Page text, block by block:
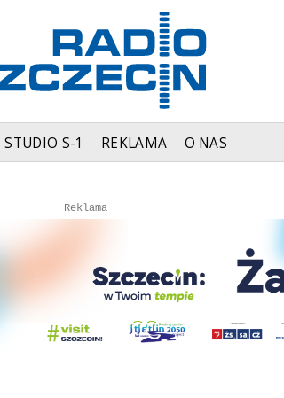
STUDIO S-1 REKLAMA O NAS
Reklama
Autopromocja